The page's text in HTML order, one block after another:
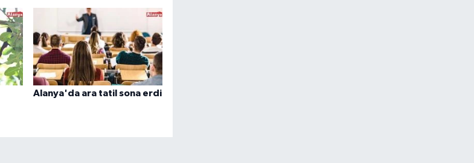
Alanya'da ara tatil sona erdi